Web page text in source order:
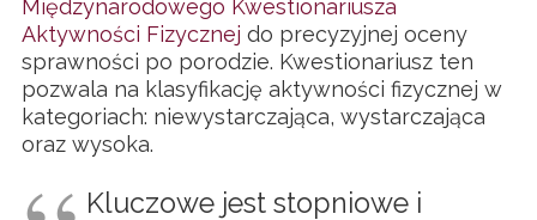
Międzynarodowego Kwestionariusza
Aktywności Fizycznej do precyzyjnej oceny
sprawności po porodzie. Kwestionariusz ten
pozwala na klasyfikację aktywności fizycznej w
kategoriach: niewystarczająca, wystarczająca
oraz wysoka.
Kluczowe jest stopniowe i